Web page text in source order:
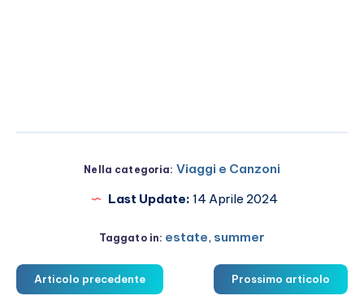
Nella categoria: Viaggi e Canzoni
Last Update: 14 Aprile 2024
Taggato in: estate, summer
Articolo precedente Prossimo articolo